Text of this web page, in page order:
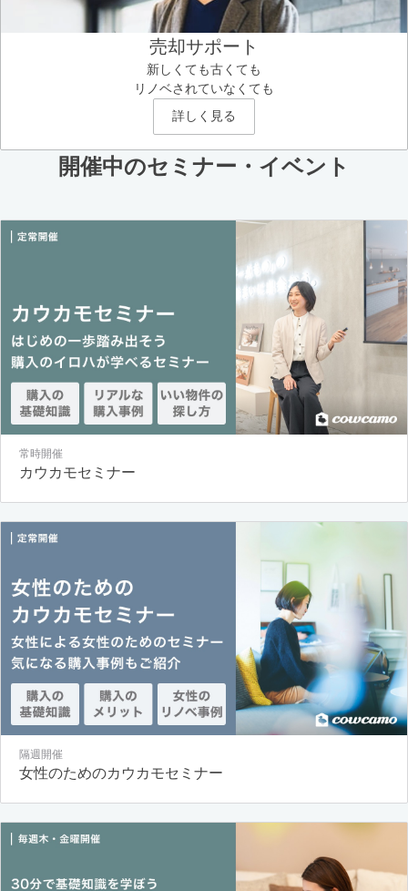
売却サポート
新しくても古くても
リノベされていなくても
詳しく見る
開催中のセミナー・イベント
常時開催
カウカモセミナー
隔週開催
女性のためのカウカモセミナー